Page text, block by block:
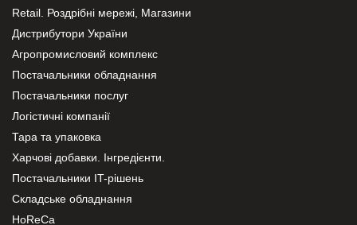
Retail. Роздрібні мережі, Магазини
Дистрибутори України
Агропромисловий комплекс
Постачальники обладнання
Постачальники послуг
Логістичні компанії
Тара та упаковка
Харчові добавки. Інгредієнти.
Постачальники IT-рішень
Складське обладнання
HoReCa